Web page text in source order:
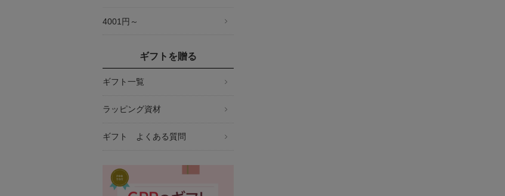
4001円～
ギフトを贈る
ギフト一覧
ラッピング資材
ギフト よくある質問